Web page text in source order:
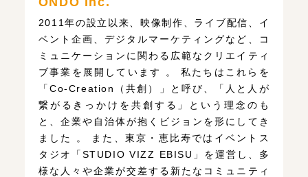
2011年の設立以来、映像制作、ライブ配信、イ
ベント企画、デジタルマーケティングなど、コ
ミュニケーションに関わる広範なクリエイティ
ブ事業を展開しています 。 私たちはこれらを
「Co-Creation（共創）」と呼び、「人と人が
繋がるきっかけを共創する」という理念のも
と、企業や自治体が抱くビジョンを形にしてき
ました 。 また、東京・恵比寿ではイベントス
タジオ「STUDIO VIZZ EBISU」を運営し、多
様な人々や企業が交差する新たなコミュニティ